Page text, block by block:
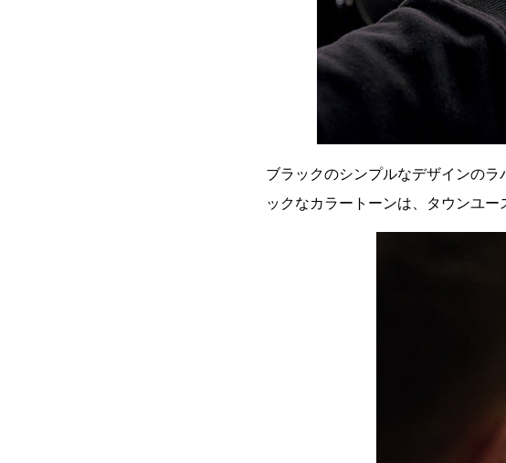
ブラックのシンプルなデザインの
ックなカラートーンは、タウンユー